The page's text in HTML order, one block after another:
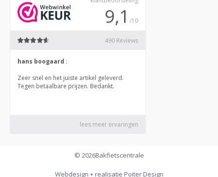
© 2026Bakfietscentrale
Webdesign + realisatie Poiter Design